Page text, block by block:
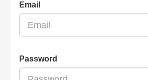
Email
Password